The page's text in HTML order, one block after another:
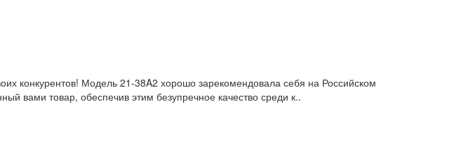
конкурентов! Модель 21-38A2 хорошо зарекомендовала себя на Российском
вами товар, обеспечив этим безупречное качество среди к..